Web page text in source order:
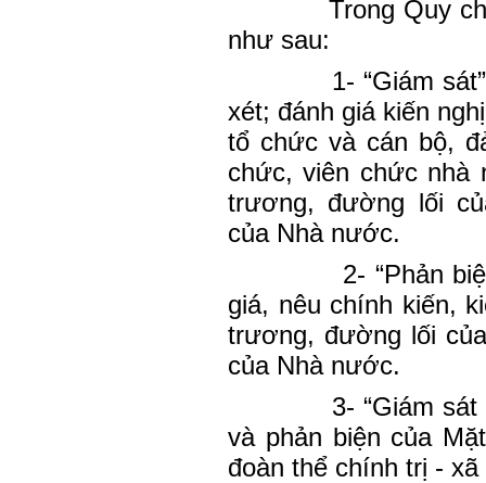
Trong Quy
như sau:
1- “Giám
xét; đánh giá kiến
tổ chức và cán bộ,
chức, viên chức nhà
trương, đường lối
của Nhà nước.
2- “Phản
giá, nêu chính kiến,
trương, đường lối
của Nhà nước.
3- “Giám
và phản biện của
đoàn thể chính trị - xã